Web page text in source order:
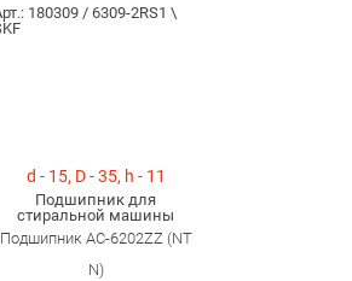
180309 / 6309-2RS1 \
d - 15, D - 35, h - 11
Подшипник для
стиральной машины
Подшипник AC-6202ZZ (NT
N)